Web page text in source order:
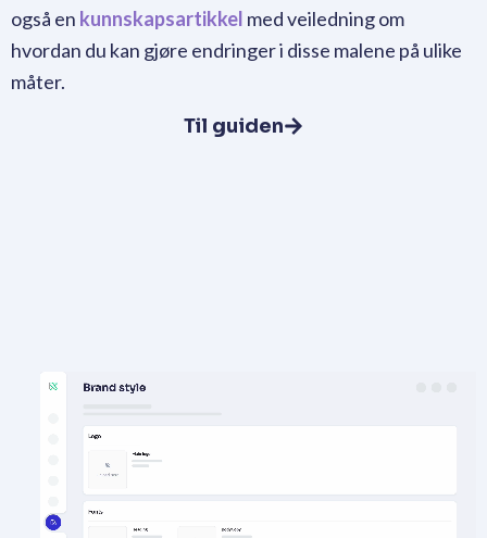
også en kunnskapsartikkel med veiledning om
hvordan du kan gjøre endringer i disse malene på ulike
måter.
Til guiden